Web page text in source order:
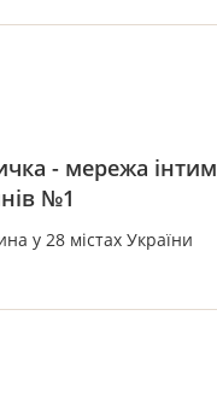
- мережа інтим
№1
у 28 містах України